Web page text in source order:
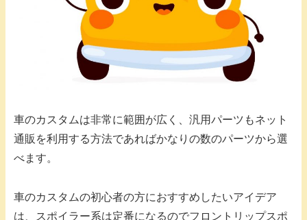
車のカスタムは非常に範囲が広く、汎用パーツもネット
通販を利用する方法であればかなりの数のパーツから選
べます。
車のカスタムの初心者の方におすすめしたいアイデア
は、スポイラー系は定番になるのでフロントリップスポ